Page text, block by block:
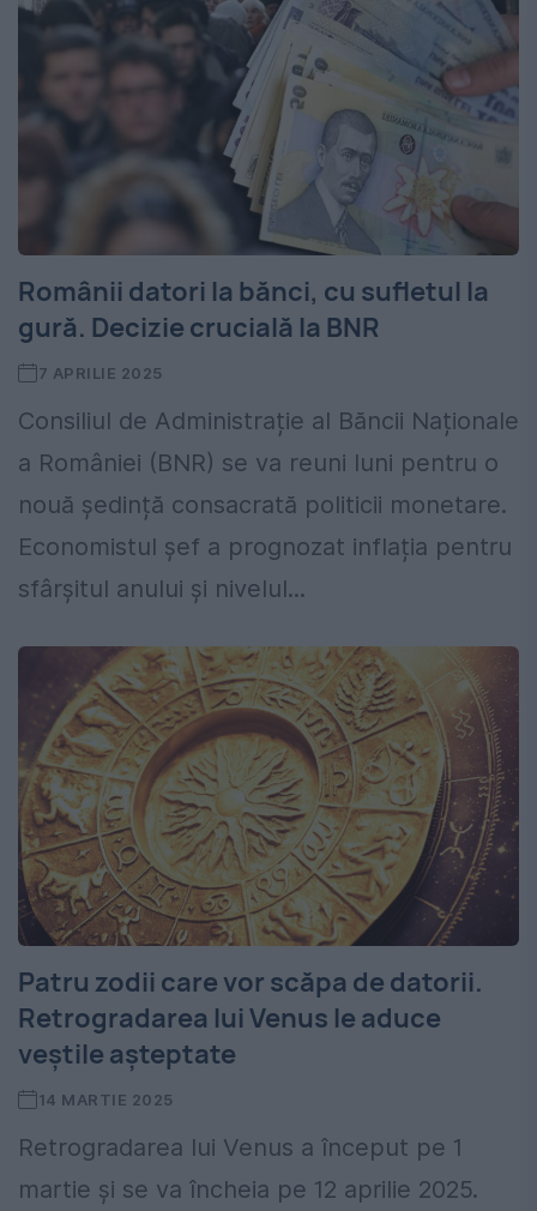
Românii datori la bănci, cu sufletul la
gură. Decizie crucială la BNR
7 APRILIE 2025
Consiliul de Administrație al Băncii Naționale
a României (BNR) se va reuni luni pentru o
nouă ședință consacrată politicii monetare.
Economistul șef a prognozat inflația pentru
sfârșitul anului și nivelul...
Patru zodii care vor scăpa de datorii.
Retrogradarea lui Venus le aduce
veștile așteptate
14 MARTIE 2025
Retrogradarea lui Venus a început pe 1
martie și se va încheia pe 12 aprilie 2025.